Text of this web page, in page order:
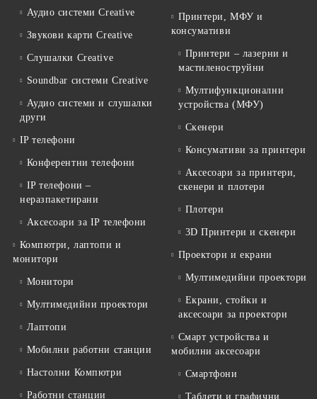
Аудио системи Creative
Звукови карти Creative
Слушалки Creative
Soundbar системи Creative
Аудио системи и слушалки
други
IP телефони
Конферентни телефони
IP телефони –
неразпакетирани
Аксесоари за IP телефони
Компютри, лаптопи и
монитори
Монитори
Мултимедийни проектори
Лаптопи
Мобилни работни станции
Настолни Компютри
Работни станции
Принтери, МФУ и
консумативи
Принтери – лазерни и
мастиленоструйни
Мултифункционални
устройства (МФУ)
Скенери
Консумативи за принтери
Аксесоари за принтери,
скенери и плотери
Плотери
3D Принтери и скенери
Проектори и екрани
Мултимедийни проектори
Екрани, стойки и
аксесоари за проектори
Смарт устройства и
мобилни аксесоари
Смартфони
Таблети и графични